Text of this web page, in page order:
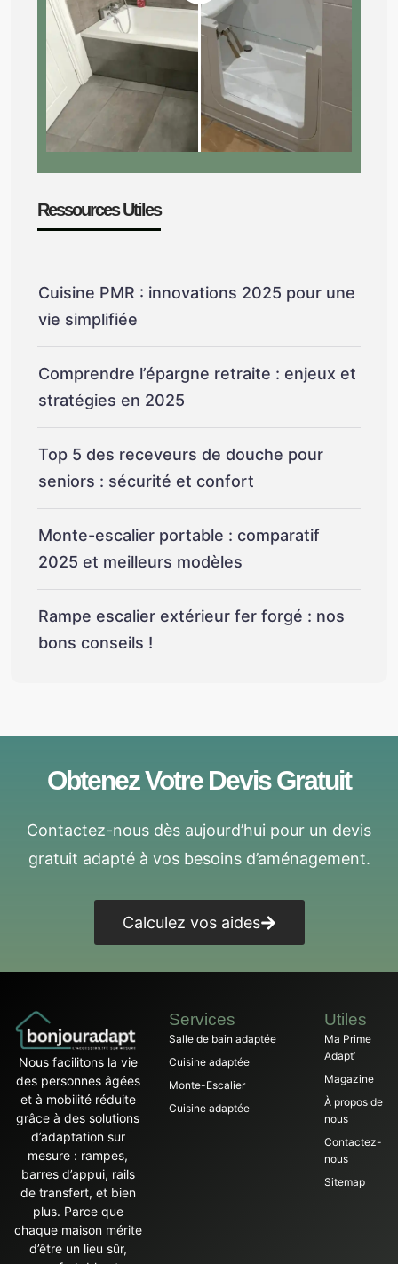
Ressources Utiles
Cuisine PMR : innovations 2025 pour une
vie simplifiée
Comprendre l’épargne retraite : enjeux et
stratégies en 2025
Top 5 des receveurs de douche pour
seniors : sécurité et confort
Monte-escalier portable : comparatif
2025 et meilleurs modèles
Rampe escalier extérieur fer forgé : nos
bons conseils !
Obtenez Votre Devis Gratuit
Contactez-nous dès aujourd’hui pour un devis
gratuit adapté à vos besoins d’aménagement.
Calculez vos aides
Nous facilitons la vie
des personnes âgées
et à mobilité réduite
grâce à des solutions
d’adaptation sur
mesure : rampes,
barres d’appui, rails
de transfert, et bien
plus. Parce que
chaque maison mérite
d’être un lieu sûr,
Services
Salle de bain adaptée
Cuisine adaptée
Monte-Escalier
Cuisine adaptée
Utiles
Ma Prime
Adapt’
Magazine
À propos de
nous
Contactez-
nous
Sitemap